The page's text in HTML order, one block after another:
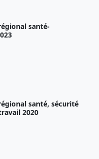
santé-
santé, sécurité
2020